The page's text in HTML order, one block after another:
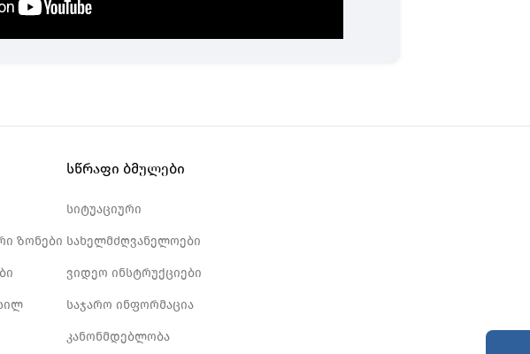
ზონები
სწრაფი ბმულები
სიტუაციური
სახელმძღვანელოები
ვიდეო ინსტრუქციები
საჯარო ინფორმაცია
კანონმდებლობა